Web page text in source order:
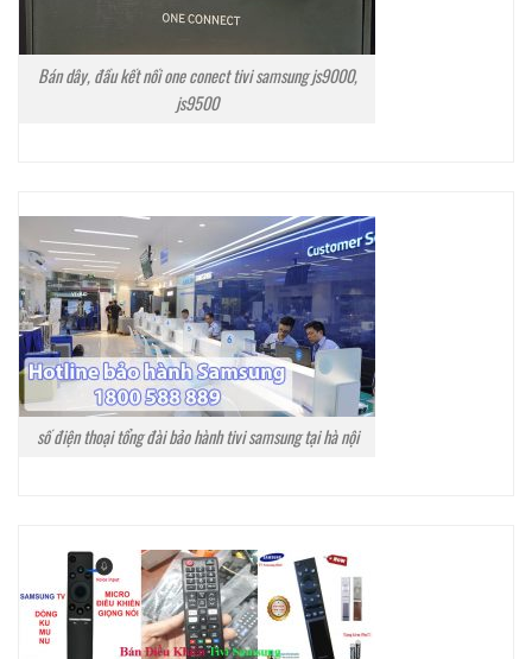
Bán dây, đầu kết nối one conect tivi samsung js9000,
js9500
số điện thoại tổng đài bảo hành tivi samsung tại hà nội